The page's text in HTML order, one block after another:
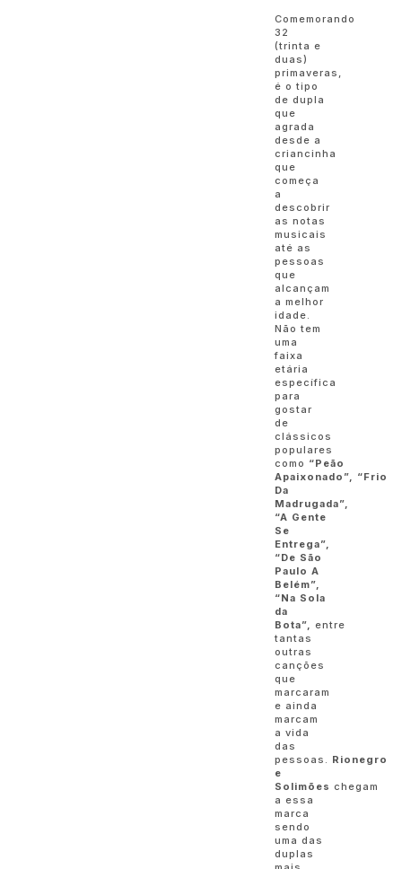
Comemorando
32
(trinta e
duas)
primaveras,
é o tipo
de dupla
que
agrada
desde a
criancinha
que
começa
a
descobrir
as notas
musicais
até as
pessoas
que
alcançam
a melhor
idade.
Não tem
uma
faixa
etária
específica
para
gostar
de
clássicos
populares
como “Peão
Apaixonado”,
“Frio
Da
Madrugada”,
“A Gente
Se
Entrega”,
“De São
Paulo A
Belém”,
“Na Sola
da
Bota”,
entre
tantas
outras
canções
que
marcaram
e ainda
marcam
a vida
das
pessoas. Rionegro
e
Solimões chegam
a essa
marca
sendo
uma das
duplas